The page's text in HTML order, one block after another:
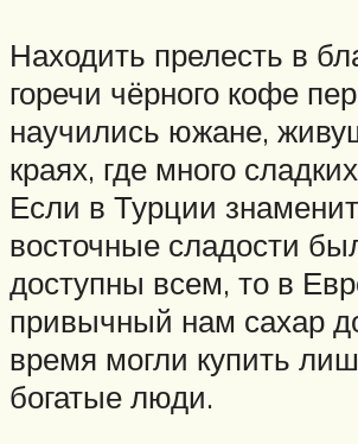
Находить прелесть в
горечи чёрного кофе
научились южане,
краях, где много
Если в Турции
восточные сладости
доступны всем, то в
привычный нам сахар
время могли купить
богатые люди.